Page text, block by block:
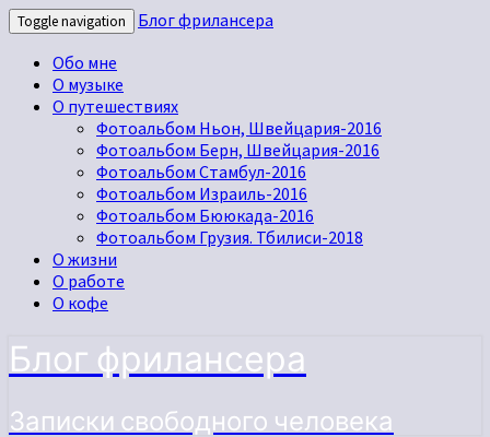
Toggle navigation
Блог фрилансера
Обо мне
О музыке
О путешествиях
Фотоальбом Ньон, Швейцария-2016
Фотоальбом Берн, Швейцария-2016
Фотоальбом Стамбул-2016
Фотоальбом Израиль-2016
Фотоальбом Бююкада-2016
Фотоальбом Грузия. Тбилиси-2018
О жизни
О работе
О кофе
Блог фрилансера
Записки свободного человека